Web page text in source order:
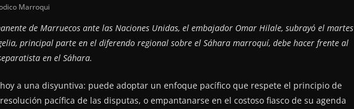
Marroqui
de Marruecos ante las Naciones Unidas, el embajador Omar Hilale, subrayó el martes
principal parte en el diferendo regional sobre el Sáhara marroquí, debe hacer frente al
en el Sáhara.
a una disyuntiva: puede adoptar un enfoque pacífico que respete el principio de
pacífica de las disputas, o empantanarse en el costoso fiasco de su agenda